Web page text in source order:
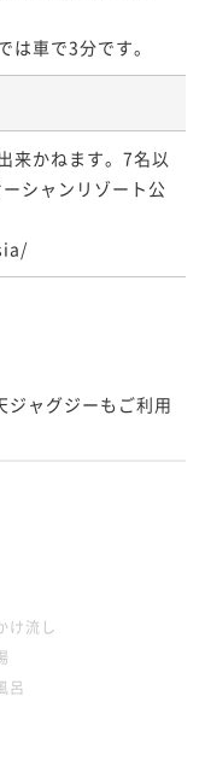
は車で3分です。
来かねます。7名以
シャンリゾート公
ジャグジーもご利用
け流し
呂